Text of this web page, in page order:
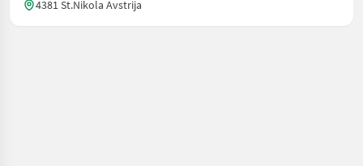
4381 St.Nikola Avstrija